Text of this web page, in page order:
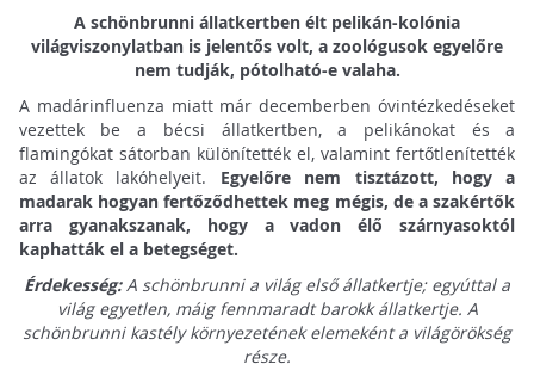
A schönbrunni állatkertben élt pelikán-kolónia
világviszonylatban is jelentős volt, a zoológusok egyelőre
nem tudják, pótolható-e valaha.
A madárinfluenza miatt már decemberben óvintézkedéseket
vezettek be a bécsi állatkertben, a pelikánokat és a
flamingókat sátorban különítették el, valamint fertőtlenítették
az állatok lakóhelyeit. Egyelőre nem tisztázott, hogy a
madarak hogyan fertőződhettek meg mégis, de a szakértők
arra gyanakszanak, hogy a vadon élő szárnyasoktól
kaphatták el a betegséget.
Érdekesség:A schönbrunni a világ első állatkertje; egyúttal a
világ egyetlen, máig fennmaradt barokk állatkertje. A
schönbrunni kastély környezetének elemeként a világörökség
része.